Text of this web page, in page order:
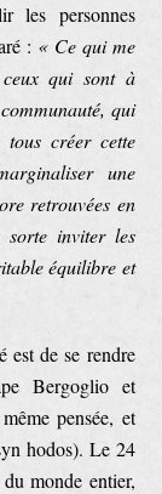
les personnes
: « Ce qui me
qui sont à
qui
créer cette
une
retrouvées en
sorte inviter les
équilibre et
est de se rendre
Bergoglio et
pensée, et
hodos). Le 24
monde entier,